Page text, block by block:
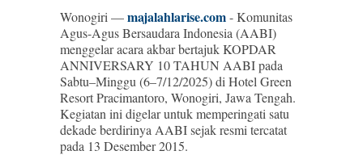
Wonogiri —majalahlarise.com- Komunitas
Agus-Agus Bersaudara Indonesia (AABI)
menggelar acara akbar bertajuk KOPDAR
ANNIVERSARY 10 TAHUN AABI pada
Sabtu–Minggu (6–7/12/2025) di Hotel Green
Resort Pracimantoro, Wonogiri, Jawa Tengah.
Kegiatan ini digelar untuk memperingati satu
dekade berdirinya AABI sejak resmi tercatat
pada 13 Desember 2015.